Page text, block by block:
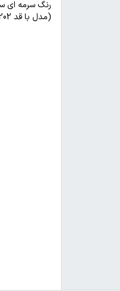
رنگ سرمه ای
(مدل با قد 202 وزرن 100 کیلوگرم سایز 2XL پوشیده است)